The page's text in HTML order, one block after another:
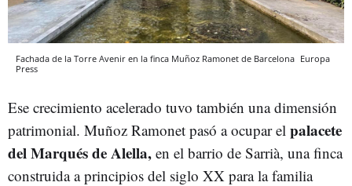
Fachada de la Torre Avenir en la finca Muñoz Ramonet de Barcelona Europa
Press
Ese crecimiento acelerado tuvo también una dimensión
patrimonial. Muñoz Ramonet pasó a ocupar el palacete
del Marqués de Alella, en el barrio de Sarrià, una finca
construida a principios del siglo XX para la familia